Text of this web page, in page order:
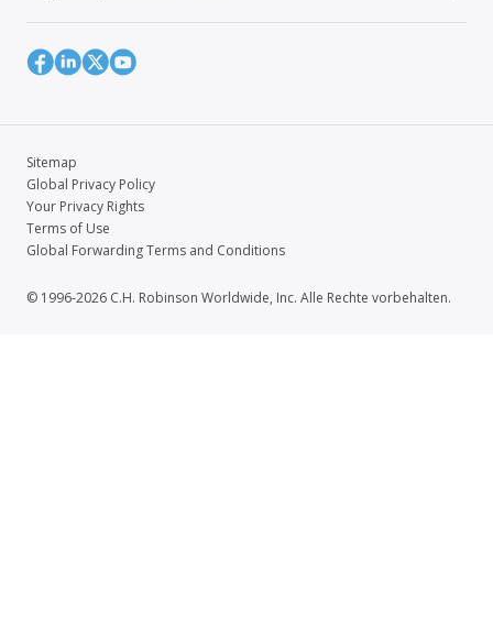
Sitemap
Global Privacy Policy
Your Privacy Rights
Terms of Use
Global Forwarding Terms and Conditions
© 1996-2026 C.H. Robinson Worldwide, Inc. Alle Rechte vorbehalten.